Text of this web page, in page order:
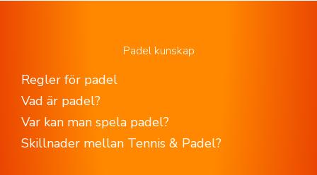
Padel kunskap
Regler för padel
Vad är padel?
Var kan man spela padel?
Skillnader mellan Tennis & Padel?